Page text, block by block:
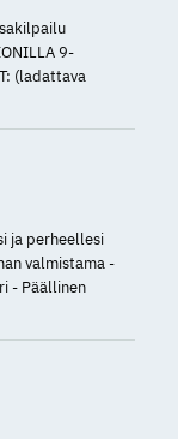
9-
(ladattava
ja perheellesi
valmistama -
- Päällinen